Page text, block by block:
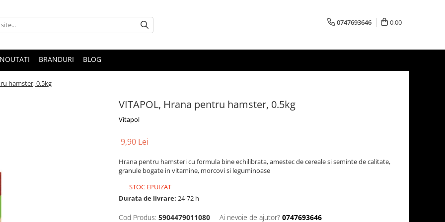
0747693646 0,00
NOUTATI BRANDURI BLOG
hamster, 0.5kg
VITAPOL, Hrana pentru hamster, 0.5kg
Vitapol
9,90 Lei
Hrana pentru hamsteri cu formula bine echilibrata, amestec de cereale si seminte de calitate,
granule bogate in vitamine, morcovi si leguminoase
STOC EPUIZAT
Durata de livrare: 24-72 h
Cod Produs: 5904479011080 Ai nevoie de ajutor? 0747693646